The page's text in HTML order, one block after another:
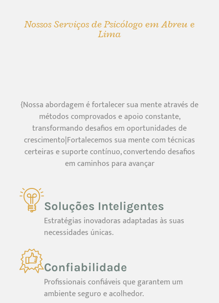
Nossos Serviços de Psicólogo em Abreu e
Lima
{Nossa abordagem é fortalecer sua mente através de
métodos comprovados e apoio constante,
transformando desafios em oportunidades de
crescimento|Fortalecemos sua mente com técnicas
certeiras e suporte contínuo, convertendo desafios
em caminhos para avançar
Soluções Inteligentes
Estratégias inovadoras adaptadas às suas
necessidades únicas.
Confiabilidade
Profissionais confiáveis que garantem um
ambiente seguro e acolhedor.